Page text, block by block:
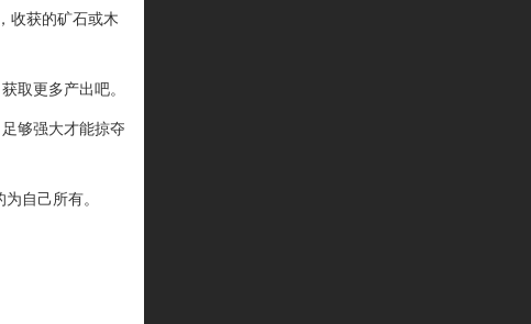
，收获的矿石或木
取更多产出吧。
够强大才能掠夺
为自己所有。